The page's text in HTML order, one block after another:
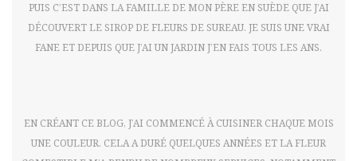
PUIS C’EST DANS LA FAMILLE DE MON PÈRE EN SUÈDE QUE J’AI
DÉCOUVERT LE SIROP DE FLEURS DE SUREAU. JE SUIS UNE VRAI
FANE ET DEPUIS QUE J’AI UN JARDIN J’EN FAIS TOUS LES ANS.
EN CRÉANT CE BLOG, J’AI COMMENCÉ À CUISINER CHAQUE MOIS
UNE COULEUR. CELA A DURÉ QUELQUES ANNÉES ET LA FLEUR